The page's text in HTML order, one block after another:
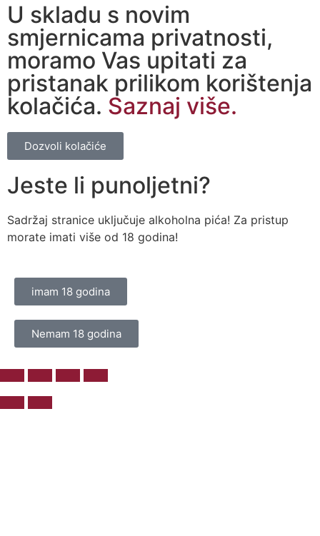
U skladu s novim
smjernicama privatnosti,
moramo Vas upitati za
pristanak prilikom korištenja
kolačića. Saznaj više.
Dozvoli kolačiće
Jeste li punoljetni?
Sadržaj stranice uključuje alkoholna pića! Za pristup
morate imati više od 18 godina!
imam 18 godina
Nemam 18 godina